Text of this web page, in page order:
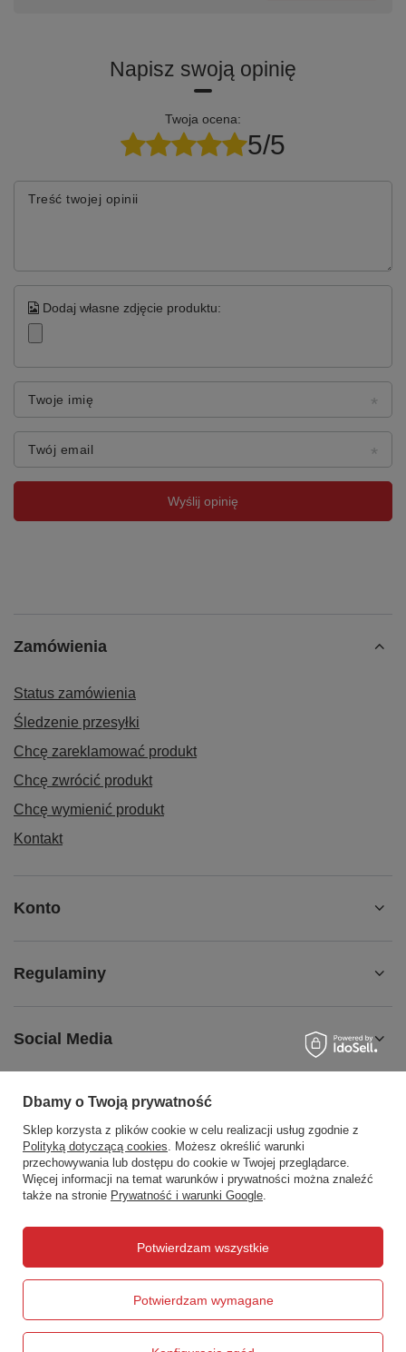
Napisz swoją opinię
Twoja ocena:
5/5
Treść twojej opinii
Dodaj własne zdjęcie produktu:
Twoje imię
Twój email
Wyślij opinię
Zamówienia
Status zamówienia
Śledzenie przesyłki
Chcę zareklamować produkt
Chcę zwrócić produkt
Chcę wymienić produkt
Kontakt
Konto
Regulaminy
Social Media
508372615 biuro@centrumwarsztatowe.pl
CentrumWarsztatowe.pl,Hetmańska 25,15-727Białystok
W sklepie prezentujemy ceny brutto (z VAT).
Dbamy o Twoją prywatność
Sklep korzysta z plików cookie w celu realizacji usług zgodnie z
Polityką dotyczącą cookies. Możesz określić warunki
przechowywania lub dostępu do cookie w Twojej przeglądarce.
Więcej informacji na temat warunków i prywatności można znaleźć
także na stronie Prywatność i warunki Google.
Potwierdzam wymagane
Potwierdzam wszystkie